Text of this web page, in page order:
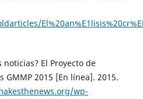
noticias? El Proyecto de
2015 [En línea]. 2015.
wp-